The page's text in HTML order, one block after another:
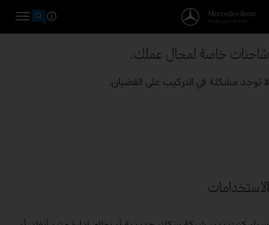
شاحنات خاصة لمجال عملك.
لا توجد مشكلة في التركيب على القضبان.
الاستخدامات